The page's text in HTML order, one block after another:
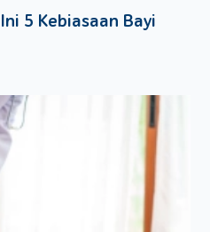
5 Kebiasaan Bayi